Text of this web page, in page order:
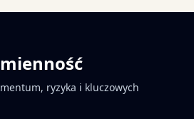
ryzyka i kluczowych